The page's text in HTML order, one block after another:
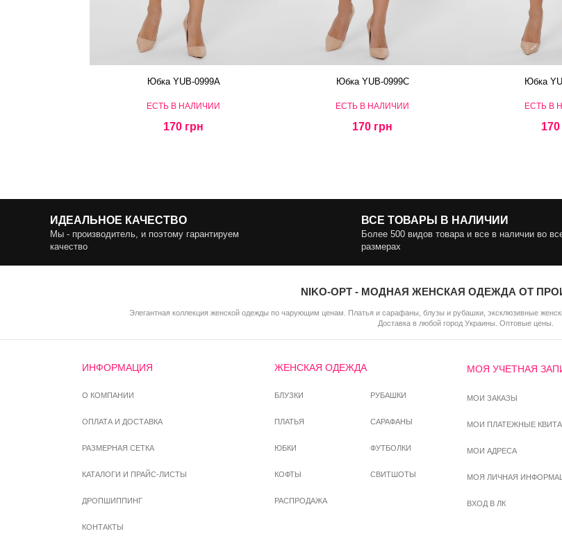
Юбка YUB-0999A
ЕСТЬ В НАЛИЧИИ
170 грн
Юбка YUB-0999C
ЕСТЬ В НАЛИЧИИ
170 грн
Юбка
ЕСТЬ В
170
ИДЕАЛЬНОЕ КАЧЕСТВО
Мы - производитель, и поэтому гарантируем
качество
ВСЕ ТОВАРЫ В НАЛИЧИИ
Более 500 видов товара и все в наличии во
размерах
NIKO-OPT - МОДНАЯ ЖЕНСКАЯ ОДЕЖДА ОТ
Элегантная коллекция женской одежды по чарующим ценам. Платья и сарафаны, блузы и рубашки, эксклюзивные
Доставка в любой город Украины. Оптовые цены.
ИНФОРМАЦИЯ
О КОМПАНИИ
ОПЛАТА И ДОСТАВКА
РАЗМЕРНАЯ СЕТКА
КАТАЛОГИ И ПРАЙС-ЛИСТЫ
ДРОПШИППИНГ
КОНТАКТЫ
ЖЕНСКАЯ ОДЕЖДА
БЛУЗКИ РУБАШКИ
ПЛАТЬЯ САРАФАНЫ
ЮБКИ ФУТБОЛКИ
КОФТЫ СВИТШОТЫ
РАСПРОДАЖА
МОЯ УЧЕТНАЯ
МОИ ЗАКАЗЫ
МОИ ПЛАТЕЖНЫЕ
МОИ АДРЕСА
МОЯ ЛИЧНАЯ
ВХОД В ЛК